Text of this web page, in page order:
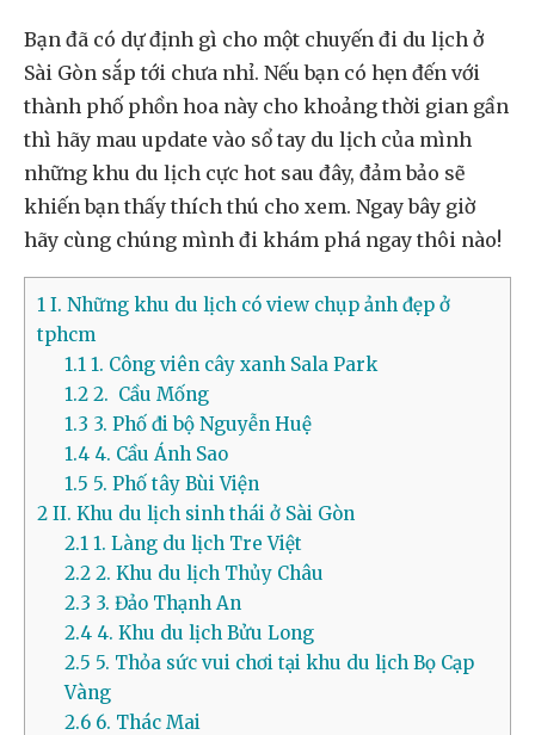
Bạn đã có dự định gì cho một chuyến đi du lịch ở
Sài Gòn sắp tới chưa nhỉ. Nếu bạn có hẹn đến với
thành phố phồn hoa này cho khoảng thời gian gần
thì hãy mau update vào sổ tay du lịch của mình
những khu du lịch cực hot sau đây, đảm bảo sẽ
khiến bạn thấy thích thú cho xem. Ngay bây giờ
hãy cùng chúng mình đi khám phá ngay thôi nào!
1 I. Những khu du lịch có view chụp ảnh đẹp ở
tphcm
1.11. Công viên cây xanh Sala Park
1.22. Cầu Mống
1.3 3. Phố đi bộ Nguyễn Huệ
1.44. Cầu Ánh Sao
1.5 5. Phố tây Bùi Viện
2 II. Khu du lịch sinh thái ở Sài Gòn
2.11. Làng du lịch Tre Việt
2.22. Khu du lịch Thủy Châu
2.3 3. Đảo Thạnh An
2.44. Khu du lịch Bửu Long
2.5 5. Thỏa sức vui chơi tại khu du lịch Bọ Cạp
Vàng
2.66. Thác Mai